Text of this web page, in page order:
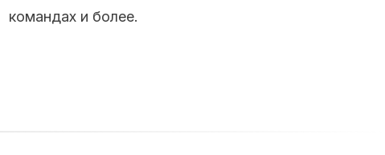
командах и более.